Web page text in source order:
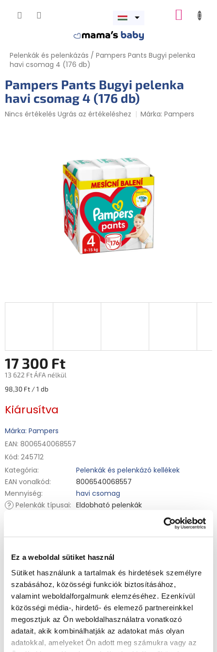
Ez a weboldal sütiket használ
Sütiket használunk a tartalmak és hirdetések személyre
szabásához, közösségi funkciók biztosításához,
valamint weboldalforgalmunk elemzéséhez. Ezenkívül
közösségi média-, hirdető- és elemező partnereinkkel
megosztjuk az Ön weboldalhasználatra vonatkozó
adatait, akik kombinálhatják az adatokat más olyan
adatokkal, amelyeket Ön adott meg számukra vagy az
KOSÁR
Menü
Pelenkák és pelenkázás / Pampers Pants Bugyi pelenka
havi csomag 4 (176 db)
Pampers Pants Bugyi pelenka
havi csomag 4 (176 db)
A
Nincs értékelés Ugrás az értékeléshez Márka:Pampers
17 300 Ft
13 622 Ft ÁFA nélkül
Egységár:
98,30 Ft / 1 db
Kiárusítva
Márka: Pampers
EAN: 8006540068557
Kód: 245712
Kategória:
Pelenkák és pelenkázó kellékek
EAN vonalkód:
8006540068557
Mennyiség:
havi csomag
? Pelenkák típusai: Eldobható pelenkák
Bugyi pelenka Sleep nedvszívó réteggel 9-15 kg-os babáknak.
Stop & Protect zsebbel és tökéletesen elasztikus
derékpánttal akár 12 órán át teljes védelmet nyújtanak a
folyadékot, a dupla biztonsági mandzsetta pedig segít
megelőzni a lábak körüli szivárgást.
Összetevők:Petrolatum, Stearyl Alcohol, Paraffinum
Liquidum, Aloe Barbadensis Leaf Extract
Gyártó: Procter & Gamble, 65823 Schwalbach/Ts., Germany,
Figyelmeztetés: Tartsa a csomagolást gyermekek elől, hogy
elkerülje a fulladás / fojtogatás veszélyét.
KÉRDÉS NYOMON KÖVETÉS
Kapcsolódó termékek